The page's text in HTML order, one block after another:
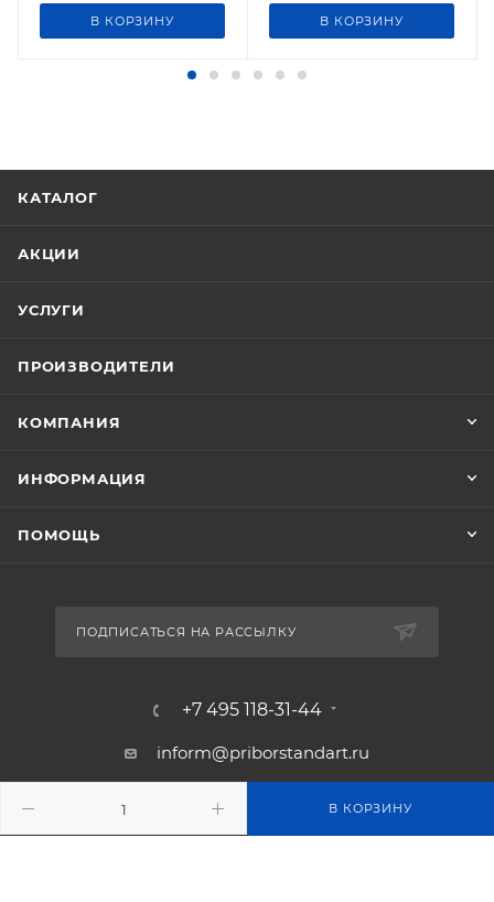
В КОРЗИНУ
В КОРЗИНУ В КОРЗИНУ
КАТАЛОГ
АКЦИИ
УСЛУГИ
ПРОИЗВОДИТЕЛИ
КОМПАНИЯ
ИНФОРМАЦИЯ
ПОМОЩЬ
ПОДПИСАТЬСЯ НА РАССЫЛКУ
+7 495 118-31-44
inform@priborstandart.ru
Сельскохозяйственная, 12а